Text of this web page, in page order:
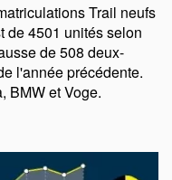
Trail neufs
de 4501 unités selon
de 508 deux-
l'année précédente.
BMW et Voge.